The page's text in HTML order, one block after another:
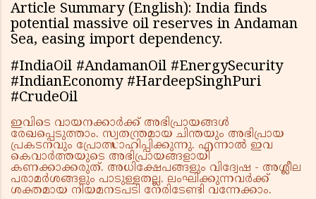
Article Summary (English): India finds
potential massive oil reserves in Andaman
Sea, easing import dependency.
#IndiaOil #AndamanOil #EnergySecurity
#IndianEconomy #HardeepSinghPuri
#CrudeOil
ഇവിടെ വായനക്കാർക്ക് അഭിപ്രായങ്ങൾ
രേഖപ്പെടുത്താം. സ്വതന്ത്രമായ ചിന്തയും അഭിപ്രായ
പ്രകടനവും പ്രോത്സാഹിപ്പിക്കുന്നു. എന്നാൽ ഇവ
കെവാർത്തയുടെ അഭിപ്രായങ്ങളായി
കണക്കാക്കരുത്. അധിക്ഷേപങ്ങളും വിദ്വേഷ - അശ്ലീല
പരാമർശങ്ങളും പാടുള്ളതല്ല. ലംഘിക്കുന്നവർക്ക്
ശക്തമായ നിയമനടപടി നേരിടേണ്ടി വന്നേക്കാം.